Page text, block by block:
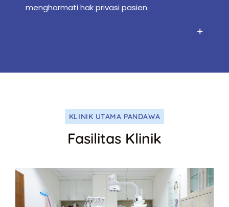
menghormati hak privasi pasien.
KLINIK UTAMA PANDAWA
Fasilitas Klinik